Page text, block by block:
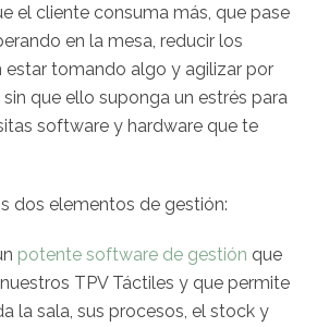
el cliente consuma más, que pase
en la mesa, reducir los
estar tomando algo y agilizar por
que ello suponga un estrés para
software y hardware que te
dos elementos de gestión:
potente software de gestión que
TPV Táctiles y que permite
la sala, sus procesos, el stock y